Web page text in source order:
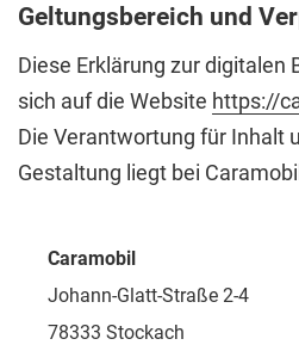
Geltungsbereich und
Diese Erklärung zur digitalen
sich auf die Website https://
Die Verantwortung für Inhalt
Gestaltung liegt bei
Caramobil
Johann-Glatt-Straße 2-4
78333 Stockach